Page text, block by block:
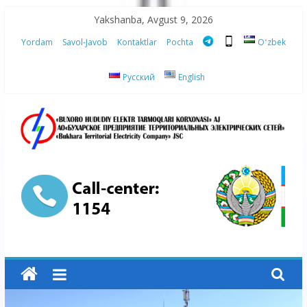
content
Yakshanba, Avgust 9, 2026
Yordam Savol-Javob Kontaktlar Pochta Oʻzbek
Русский English
“Buxoro
hududiy
elektr
tarmoqlari